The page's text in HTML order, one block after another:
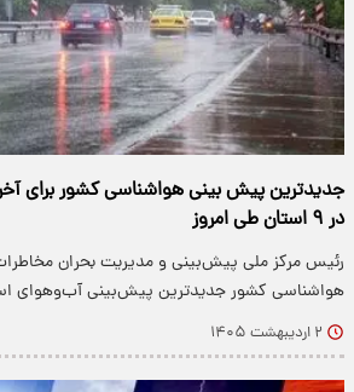
جدیدترین پیش بینی هواشناسی کشور برای آخر
در ۹ استان طی امروز
رئیس مرکز ملی پیش‌بینی و مدیریت بحران
هواشناسی کشور جدیدترین پیش‌بینی آب‌وهوای
۲ اردیبهشت ۱۴۰۵